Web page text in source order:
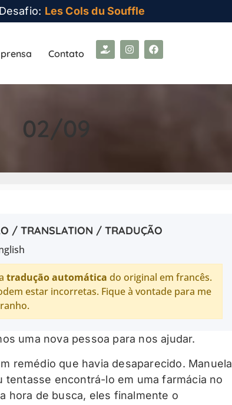
Les Cols du Souffle
Contato
02/09
/ TRANSLATION / TRADUÇÃO
tradução automática do original em francês.
estar incorretas. Fique à vontade para me
uma nova pessoa para nos ajudar.
remédio que havia desaparecido. Manuela
tentasse encontrá-lo em uma farmácia no
hora de busca, eles finalmente o